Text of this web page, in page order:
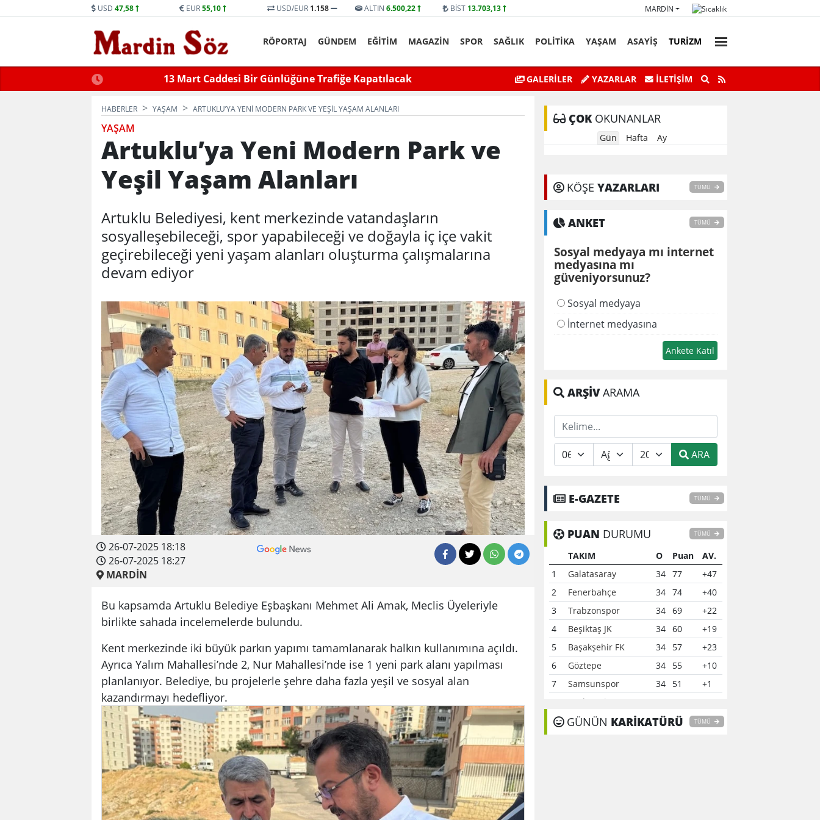
USD 47,58 EUR55,10 USD/EUR 1.158 ALTIN 6.500,22 BİST 13.703,13 MARDIN
RÖPORTAJ GÜNDEM EĞİTİM MAGAZİN SPOR SAĞLIK POLİTİKA YAŞAM ASAYİŞ TURİZM
Trafiğe Kapatılacak Midyat’ta bıçaklı kavga can aldı
Mardin’de Ceza İnfaz Personeli Günü’ne Özel Satranç
Turnuvası
GALERİLER YAZARLAR İLETIŞIM
HABERLER YAŞAM ARTUKLU’YA YENI MODERN PARK VE YEŞIL YAŞAM ALANLARI
YAŞAM
Artuklu’ya Yeni Modern Park ve
Yeşil Yaşam Alanları
Artuklu Belediyesi, kent merkezinde vatandaşların
sosyalleşebileceği, spor yapabileceği ve doğayla iç içe vakit
geçirebileceği yeni yaşam alanları oluşturma çalışmalarına
devam ediyor
26-07-2025 18:18
26-07-2025 18:27
MARDİN
Bu kapsamda Artuklu Belediye Eşbaşkanı Mehmet Ali Amak, Meclis Üyeleriyle
birlikte sahada incelemelerde bulundu.
Kent merkezinde iki büyük parkın yapımı tamamlanarak halkın kullanımına açıldı.
Ayrıca Yalım Mahallesi’nde 2, Nur Mahallesi’nde ise 1 yeni park alanı yapılması
planlanıyor. Belediye, bu projelerle şehre daha fazla yeşil ve sosyal alan
kazandırmayı hedefliyor.
ÇOKOKUNANLAR
Gün Hafta Ay
KÖŞE YAZARLARI TÜMÜ
ANKET TÜMÜ
Sosyal medyaya mı internet
medyasına mı
güveniyorsunuz?
Sosyal medyaya
İnternet medyasına
ARŞİVARAMA
ARA
E-GAZETE TÜMÜ
PUAN DURUMU TÜMÜ
TAKIM O Puan
AV.
1
Galatasaray 34 77
+47
2
Fenerbahçe 34 74
+40
3
Trabzonspor 34 69
+22
4
Beşiktaş JK 34 60
+19
5
Başakşehir FK 34 57
+23
6
Göztepe 34 55
+10
7
Samsunspor 34 51
+1
Çaykur Rizespor
9
Konyaspor 34 40
-7
GÜNÜN KARİKATÜRÜ TÜMÜ